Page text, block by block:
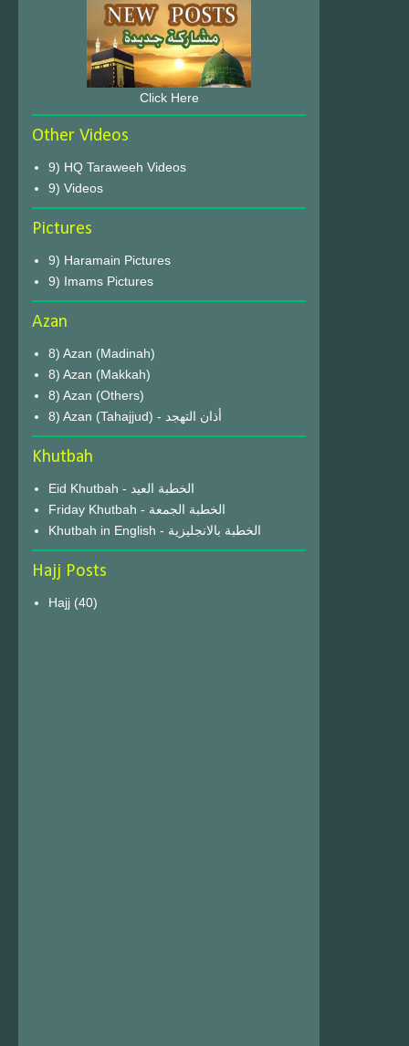
Click Here
Other Videos
9) HQ Taraweeh Videos
9) Videos
Pictures
9) Haramain Pictures
9) Imams Pictures
Azan
8) Azan (Madinah)
8) Azan (Makkah)
8) Azan (Others)
8) Azan (Tahajjud) - أذان التهجد
Khutbah
Eid Khutbah - الخطبة العيد
Friday Khutbah - الخطبة الجمعة
Khutbah in English - الخطبة بالانجليزية
Hajj Posts
Hajj (40)